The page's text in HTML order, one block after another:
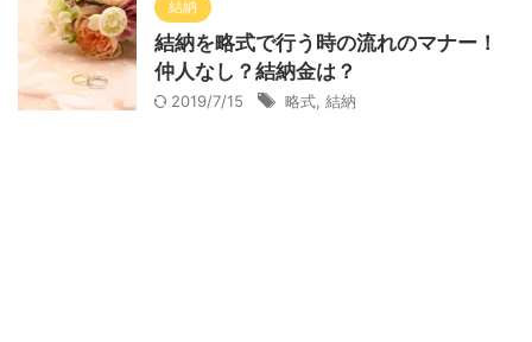
結納
結納を略式で行う時の流れのマナー！
仲人なし？結納金は？
2019/7/15 略式 結納